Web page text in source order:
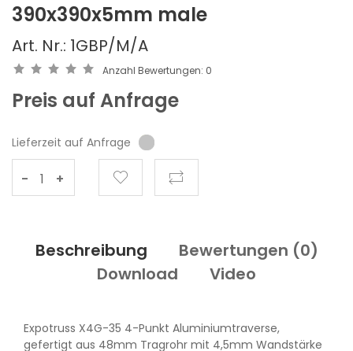
390x390x5mm male
Art. Nr.: 1GBP/M/A
Anzahl Bewertungen: 0
Preis auf Anfrage
Lieferzeit auf Anfrage
- +
Beschreibung Bewertungen (0)
Download
Video
Expotruss X4G-35 4-Punkt Aluminiumtraverse,
gefertigt aus 48mm Tragrohr mit 4,5mm Wandstärke